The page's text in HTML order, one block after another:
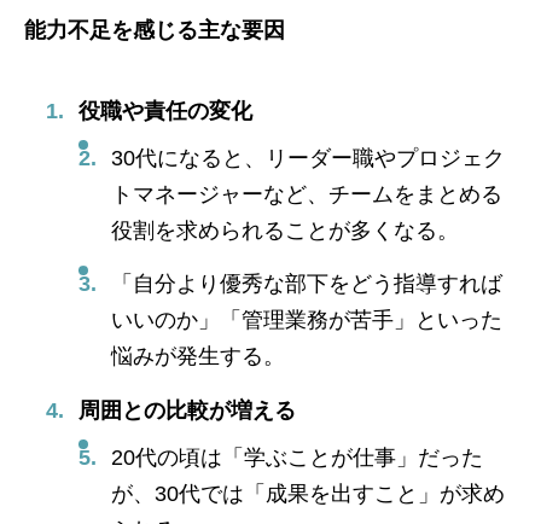
能力不足を感じる主な要因
役職や責任の変化
30代になると、リーダー職やプロジェク
トマネージャーなど、チームをまとめる
役割を求められることが多くなる。
「自分より優秀な部下をどう指導すれば
いいのか」「管理業務が苦手」といった
悩みが発生する。
周囲との比較が増える
20代の頃は「学ぶことが仕事」だった
が、30代では「成果を出すこと」が求め